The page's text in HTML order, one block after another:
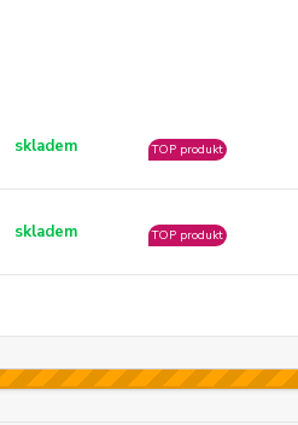
skladem TOP produkt
skladem TOP produkt